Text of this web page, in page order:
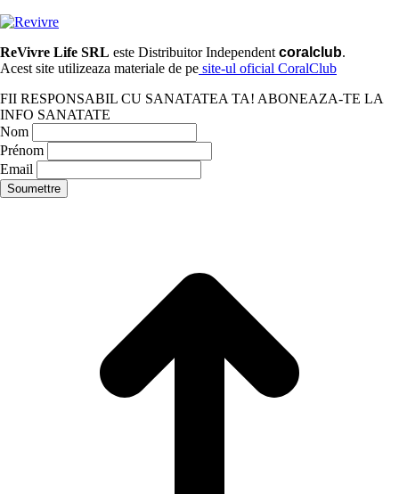
ReVivre Life SRL este Distribuitor Independent coralclub.
Acest site utilizeaza materiale de pe site-ul oficial CoralClub
FII RESPONSABIL CU SANATATEA TA! ABONEAZA-TE LA
INFO SANATATE
Nom
Prénom
Email